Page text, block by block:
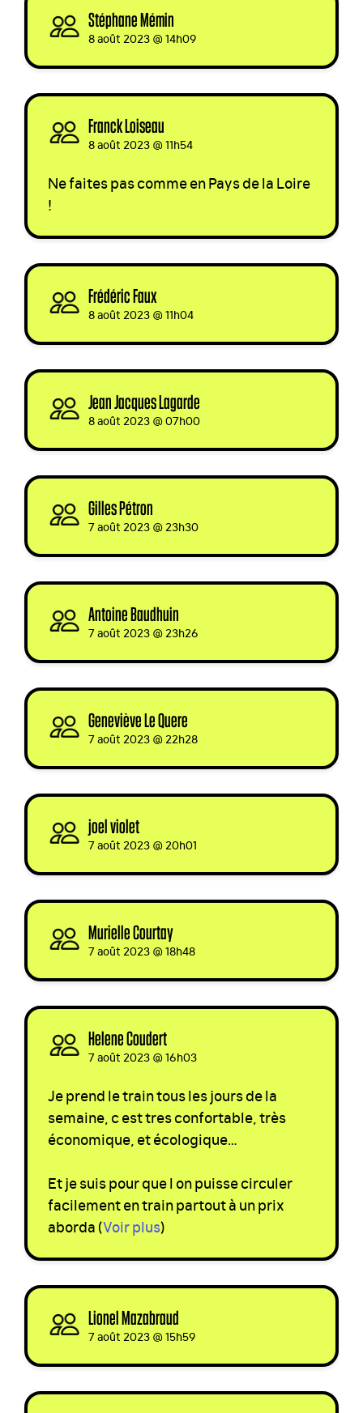
Stéphane Mémin
8 août 2023 @ 14h09
Franck Loiseau
8 août 2023 @ 11h54
Ne faites pas comme en Pays de la Loire
!
Frédéric Faux
8 août 2023 @ 11h04
Jean Jacques Lagarde
8 août 2023 @ 07h00
Gilles Pétron
7 août 2023 @ 23h30
Antoine Baudhuin
7 août 2023 @ 23h26
Geneviève Le Quere
7 août 2023 @ 22h28
joel violet
7 août 2023 @ 20h01
Murielle Courtay
7 août 2023 @ 18h48
Helene Coudert
7 août 2023 @ 16h03
Je prend le train tous les jours de la
semaine, c est tres confortable, très
économique, et écologique…
Et je suis pour que l on puisse circuler
facilement en train partout à un prix
aborda(Voir plus)
Lionel Mazabraud
7 août 2023 @ 15h59